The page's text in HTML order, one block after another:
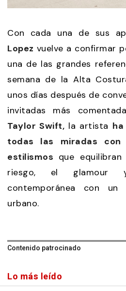
Con cada una de sus
Lopez vuelve a confirmar
una de las grandes
semana de la Alta
unos días después de
invitadas más
Taylor Swift, la artista
todas las miradas con
estilismos que
riesgo, el glamour
contemporánea con un
urbano.
Contenido patrocinado
Lo más leído